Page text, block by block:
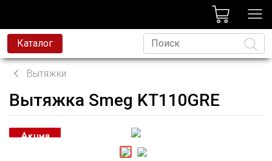
Каталог
Вытяжки
Вытяжка Smeg KT110GRE